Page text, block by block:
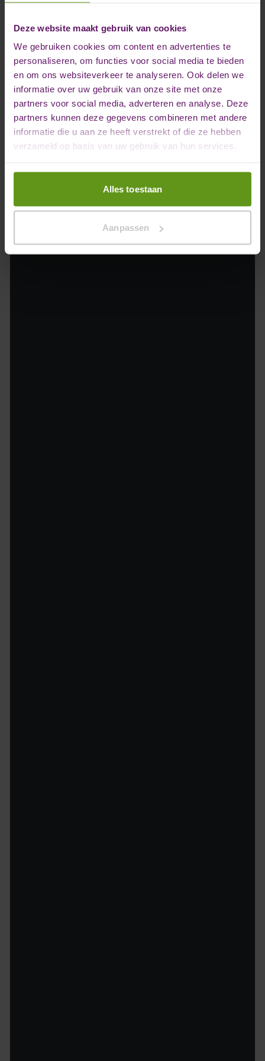
Deze website maakt gebruik van cookies
We gebruiken cookies om content en advertenties te
personaliseren, om functies voor social media te bieden
en om ons websiteverkeer te analyseren. Ook delen we
informatie over uw gebruik van onze site met onze
partners voor social media, adverteren en analyse. Deze
partners kunnen deze gegevens combineren met andere
informatie die u aan ze heeft verstrekt of die ze hebben
verzameld op basis van uw gebruik van hun services.
Alles toestaan
Aanpassen